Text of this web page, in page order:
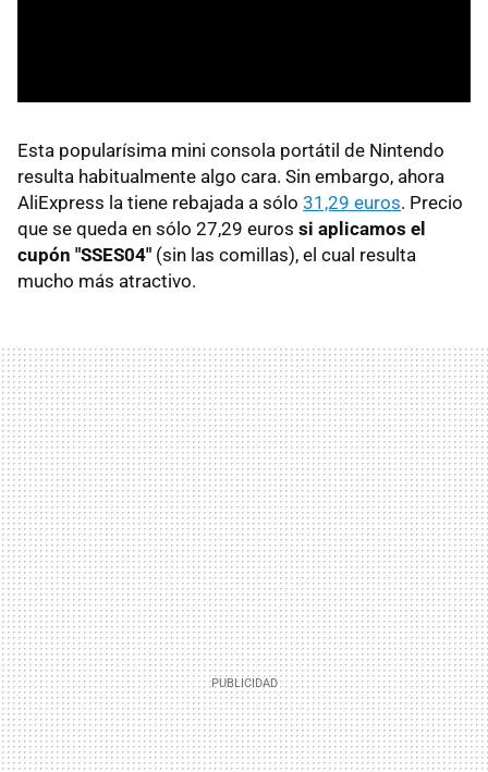
Esta popularísima mini consola portátil de Nintendo
resulta habitualmente algo cara. Sin embargo, ahora
AliExpress la tiene rebajada a sólo 31,29 euros. Precio
que se queda en sólo 27,29 euros si aplicamos el
cupón "SSES04" (sin las comillas), el cual resulta
mucho más atractivo.